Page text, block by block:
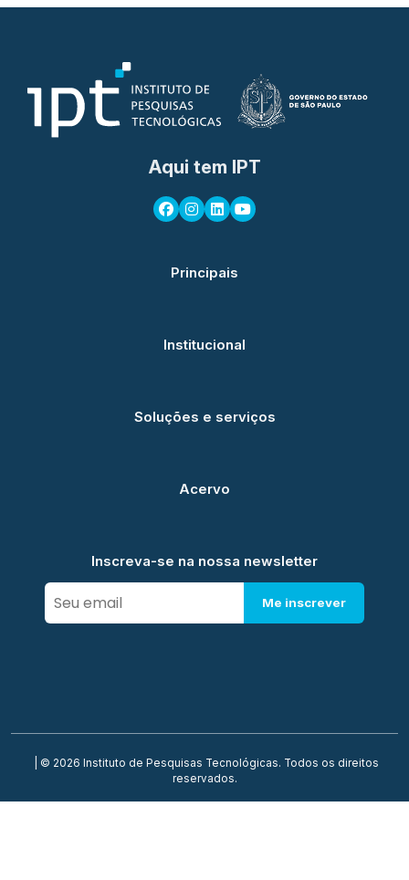
Aqui tem IPT
Principais
Institucional
Soluções e serviços
Acervo
Inscreva-se na nossa newsletter
Me inscrever
| © 2026 Instituto de Pesquisas Tecnológicas. Todos os direitos
reservados.